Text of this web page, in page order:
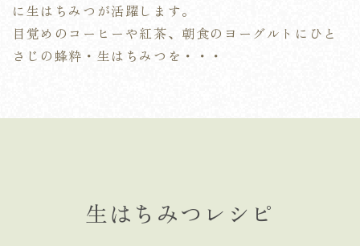
に生はちみつが活躍します。
目覚めのコーヒーや紅茶、朝食のヨーグルトにひと
さじの蜂粋・生はちみつを・・・
生はちみつレシピ